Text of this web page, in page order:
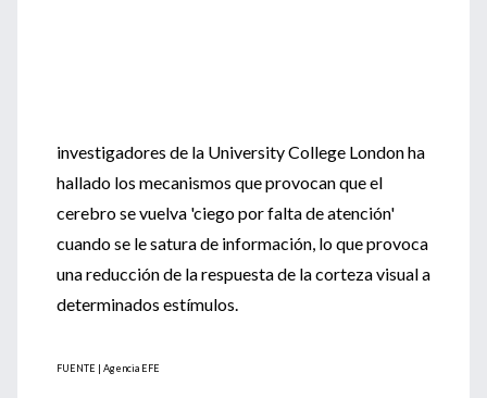
investigadores de la University College London ha
hallado los mecanismos que provocan que el
cerebro se vuelva 'ciego por falta de atención'
cuando se le satura de información, lo que provoca
una reducción de la respuesta de la corteza visual a
determinados estímulos.
FUENTE | Agencia EFE